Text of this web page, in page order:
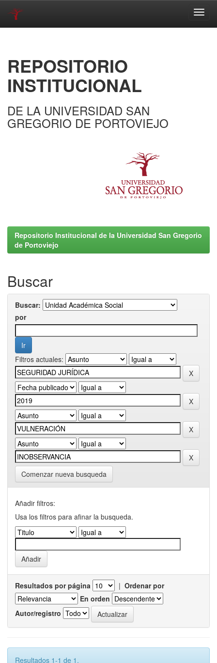
REPOSITORIO
INSTITUCIONAL
DE LA UNIVERSIDAD SAN
GREGORIO DE PORTOVIEJO
Repositorio Institucional de la Universidad San Gregorio
de Portoviejo
Buscar
Buscar:
por
Filtros actuales:
Comenzar nueva busqueda
Añadir filtros:
Usa los filtros para afinar la busqueda.
Resultados por página | Ordenar por
En orden
Autor/registro
Resultados 1-1 de 1.